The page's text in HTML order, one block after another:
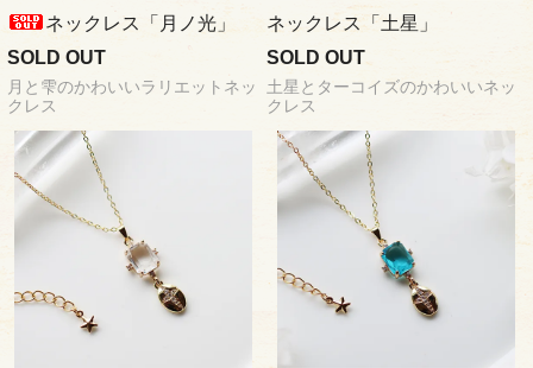
ネックレス「月ノ光」
SOLD OUT
月と雫のかわいいラリエットネッ
クレス
ネックレス「土星」
SOLD OUT
土星とターコイズのかわいいネッ
クレス